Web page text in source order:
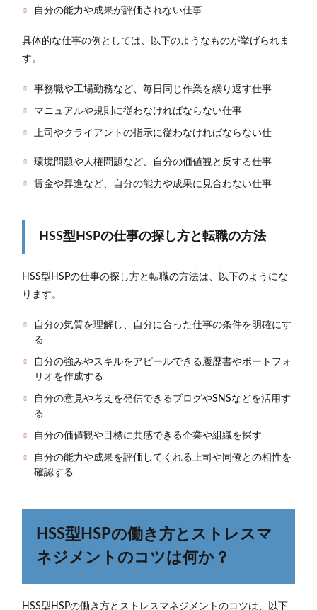
さの
型
HSP
の幸
定義
標の
法
め
自分の能力や成果が評価されない仕事
具体的な仕事の例としては、以下のようなものが挙げられま
す。
事務職や工場勤務など、毎日同じ作業を繰り返す仕事
マニュアルや規則に従わなければならない仕事
上司やクライアントの指示に従わなければならない仕
環境問題や人権問題など、自分の価値観と反する仕事
賃金や昇進など、自分の能力や成果に見合わない仕事
HSS型HSPの仕事の探し方と転職の方法
HSS型HSPの仕事の探し方と転職の方法は、以下のようにな
ります。
自分の気質を理解し、自分に合った仕事の条件を明確にす
る
自分の強みやスキルをアピールできる履歴書やポートフォ
リオを作成する
自分の意見や考えを発信できるブログやSNSなどを活用す
る
自分の価値観や目標に共感できる企業や組織を探す
自分の能力や成果を評価してくれる上司や同僚との相性を
確認する
HSS型HSPの働き方とストレスマ
ネジメントのコツは何か？
HSS型HSPの働き方とストレスマネジメントのコツは、以下